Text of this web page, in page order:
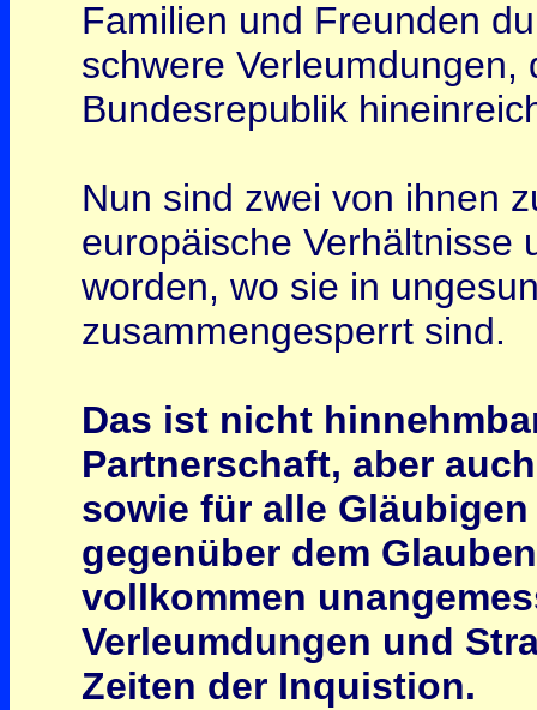
Familien und Freunden
schwere
Bundesrepublik
Nun sind zwei von ihnen
europäische Verhältnisse
worden, wo sie in
zusammengesperrt sind.
Das ist nicht
Partnerschaft, aber
sowie für alle
gegenüber dem
vollkommen
Verleumdungen und
Zeiten der Inquistion.